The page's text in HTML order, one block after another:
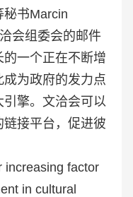
秘书Marcin
会组委会的邮件
一个正在不断增
为政府的发力点
擎。文洽会可以
接平台，促进彼
increasing factor
in cultural